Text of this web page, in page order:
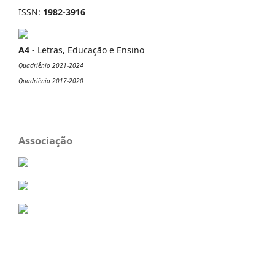
ISSN: 1982-3916
A4 - Letras, Educação e Ensino
Quadriênio 2021-2024
Quadriênio 2017-2020
Associação